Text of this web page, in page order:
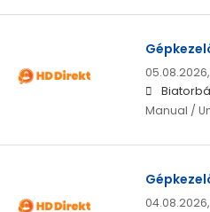
05.08.2026,
Manual /
04.08.2026,